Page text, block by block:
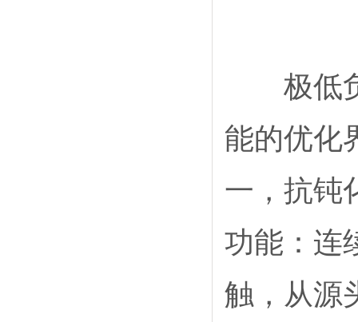
极低负
能的优化
一，抗钝
功能：连
触，从源